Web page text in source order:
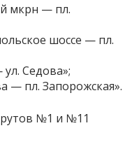
мкрн — пл.
шоссе — пл.
Седова»;
— пл. Запорожская».
№1 и №11